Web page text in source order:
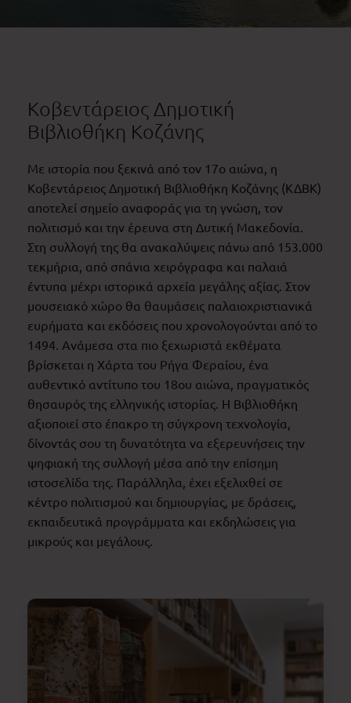
Κοβεντάρειος Δημοτική
Βιβλιοθήκη Κοζάνης
Με ιστορία που ξεκινά από τον 17ο αιώνα, η
Κοβεντάρειος Δημοτική Βιβλιοθήκη Κοζάνης (ΚΔΒΚ)
αποτελεί σημείο αναφοράς για τη γνώση, τον
πολιτισμό και την έρευνα στη Δυτική Μακεδονία.
Στη συλλογή της θα ανακαλύψεις πάνω από 153.000
τεκμήρια, από σπάνια χειρόγραφα και παλαιά
έντυπα μέχρι ιστορικά αρχεία μεγάλης αξίας. Στον
μουσειακό χώρο θα θαυμάσεις παλαιοχριστιανικά
ευρήματα και εκδόσεις που χρονολογούνται από το
1494. Ανάμεσα στα πιο ξεχωριστά εκθέματα
βρίσκεται η Χάρτα του Ρήγα Φεραίου, ένα
αυθεντικό αντίτυπο του 18ου αιώνα, πραγματικός
θησαυρός της ελληνικής ιστορίας. Η Βιβλιοθήκη
αξιοποιεί στο έπακρο τη σύγχρονη τεχνολογία,
δίνοντάς σου τη δυνατότητα να εξερευνήσεις την
ψηφιακή της συλλογή μέσα από την επίσημη
ιστοσελίδα της. Παράλληλα, έχει εξελιχθεί σε
κέντρο πολιτισμού και δημιουργίας, με δράσεις,
εκπαιδευτικά προγράμματα και εκδηλώσεις για
μικρούς και μεγάλους.